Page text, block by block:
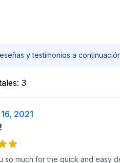
y testimonios a
: 3
2021
so much for the quick and easy